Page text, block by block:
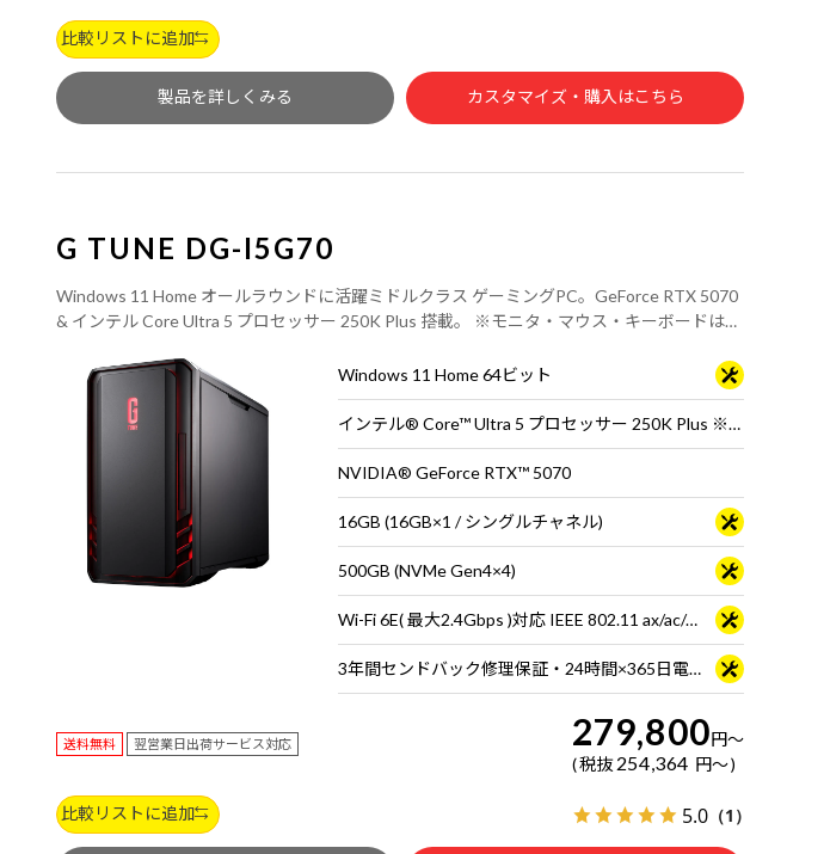
比較リストに追加
製品を詳しくみる カスタマイズ・購入はこちら
G TUNE DG-I5G70
Windows 11 Home オールラウンドに活躍ミドルクラス ゲーミングPC。GeForce RTX 5070
& インテル Core Ultra 5 プロセッサー 250K Plus 搭載。 ※モニタ・マウス・キーボードは別
Windows 11 Home 64ビット
インテル® Core™ Ultra 5 プロセッサー 250K Plus ※65W動作
NVIDIA® GeForce RTX™ 5070
16GB (16GB×1 / シングルチャネル)
500GB (NVMe Gen4×4)
Wi-Fi 6E( 最大2.4Gbps )対応 IEEE 802.11 ax/ac/a/b/g/n準拠 ＋ Bluetooth 5内蔵
3年間センドバック修理保証・24時間×365日電話サポート
送料無料 翌営業日出荷サービス対応 279,800円～
税抜 254,364 円～
比較リストに追加 5.0 （1）